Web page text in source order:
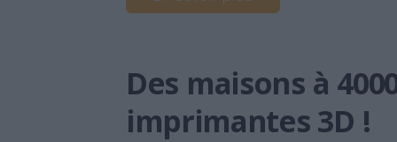
Des maisons à
imprimantes 3D !